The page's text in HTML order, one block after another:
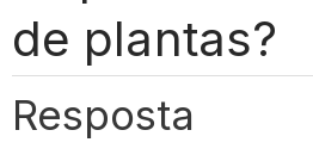
de plantas?
Resposta